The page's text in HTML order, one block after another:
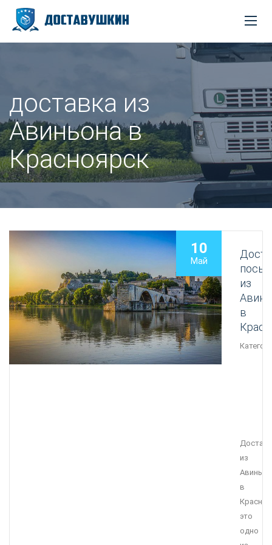
доставка из
Авиньона в
Красноярск
10
Май
из
в
из
в
это
одно